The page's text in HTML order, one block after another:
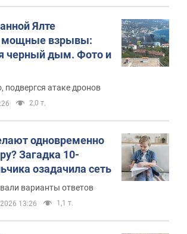
Ялте
мощные взрывы:
черный дым. Фото и
подвергся атаке дронов
2,0 т.
одновременно
Загадка 10-
озадачила сеть
варианты ответов
13:26 1,1 т.